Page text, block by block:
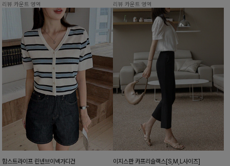
리뷰 카운트 영역 리뷰 카운트 영역
함스트라이프 린넨브이넥가디건 이지스판 카프리슬랙스[S,M,L사이즈]